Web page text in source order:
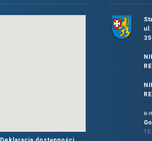
e-